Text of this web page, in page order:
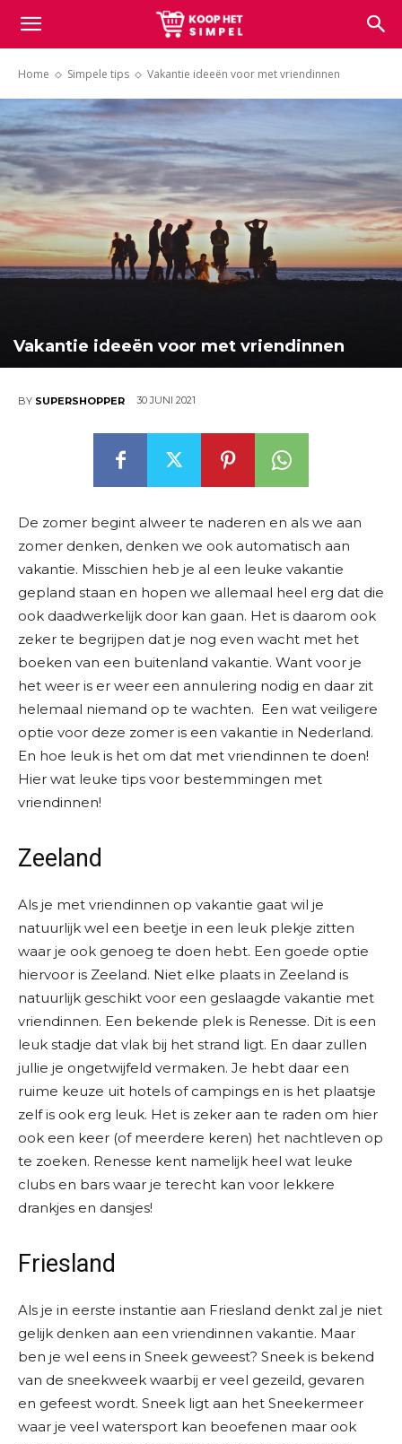
Koop
simpel
Home Simpele tips Vakantie ideeën voor met vriendinnen
Vakantie ideeën voor met vriendinnen
BY SUPERSHOPPER 30 JUNI 2021
De zomer begint alweer te naderen en als we aan
zomer denken, denken we ook automatisch aan
vakantie. Misschien heb je al een leuke vakantie
gepland staan en hopen we allemaal heel erg dat die
ook daadwerkelijk door kan gaan. Het is daarom ook
zeker te begrijpen dat je nog even wacht met het
boeken van een buitenland vakantie. Want voor je
het weer is er weer een annulering nodig en daar zit
helemaal niemand op te wachten. Een wat veiligere
optie voor deze zomer is een vakantie in Nederland.
En hoe leuk is het om dat met vriendinnen te doen!
Hier wat leuke tips voor bestemmingen met
vriendinnen!
Zeeland
Als je met vriendinnen op vakantie gaat wil je
natuurlijk wel een beetje in een leuk plekje zitten
waar je ook genoeg te doen hebt. Een goede optie
hiervoor is Zeeland. Niet elke plaats in Zeeland is
natuurlijk geschikt voor een geslaagde vakantie met
vriendinnen. Een bekende plek is Renesse. Dit is een
leuk stadje dat vlak bij het strand ligt. En daar zullen
jullie je ongetwijfeld vermaken. Je hebt daar een
ruime keuze uit hotels of campings en is het plaatsje
zelf is ook erg leuk. Het is zeker aan te raden om hier
ook een keer (of meerdere keren) het nachtleven op
te zoeken. Renesse kent namelijk heel wat leuke
clubs en bars waar je terecht kan voor lekkere
drankjes en dansjes!
Friesland
Als je in eerste instantie aan Friesland denkt zal je niet
gelijk denken aan een vriendinnen vakantie. Maar
ben je wel eens in Sneek geweest? Sneek is bekend
van de sneekweek waarbij er veel gezeild, gevaren
en gefeest wordt. Sneek ligt aan het Sneekermeer
waar je veel watersport kan beoefenen maar ook